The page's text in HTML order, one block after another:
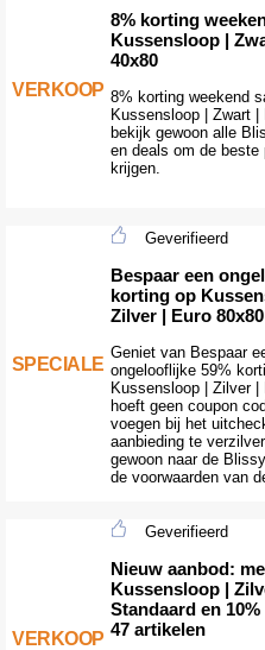
VERKOOP
8% korting
Kussensloop |
40x80
8% korting weekend
Kussensloop | Zwart |
bekijk gewoon alle
en deals om de beste
krijgen.
SPECIALE
Geverifieerd
Bespaar een
korting op
Zilver | Euro 80x80
Geniet van Bespaar
ongelooflijke 59%
Kussensloop | Zilver |
hoeft geen coupon
voegen bij het
aanbieding te
gewoon naar de
de voorwaarden van
VERKOOP
Geverifieerd
Nieuw aanbod:
Kussensloop |
Standaard en
47 artikelen